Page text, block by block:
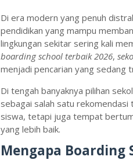
Di era modern yang penuh
pendidikan yang mampu
lingkungan sekitar sering kali
boarding school terbaik 2026,
menjadi pencarian yang sedang
Di tengah banyaknya pilihan
sebagai salah satu rekomendasi
siswa, tetapi juga tempat
yang lebih baik.
Mengapa Boarding